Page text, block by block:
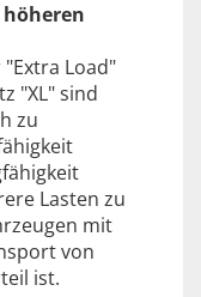
Load"
"XL" sind
zu
Lasten zu
mit
von
ist.